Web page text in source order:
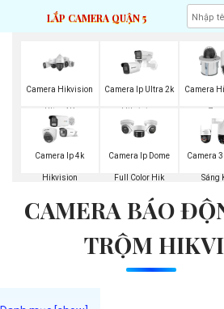
LẮP CAMERA QUẬN 5
Camera Hikvision
Ultra 4K
Camera Ip Ultra 2k
Hikvision
Camera
Zoom
Camera Ip 4k
Hikvision
Camera Ip Dome
Full Color Hik
Camera
Sáng
CAMERA BÁO
TRỘM